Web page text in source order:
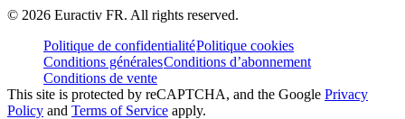
© 2026 Euractiv FR. All rights reserved.
Politique de confidentialitéPolitique cookies
Conditions généralesConditions d’abonnement
Conditions de vente
This site is protected by reCAPTCHA, and the Google Privacy
Policy and Terms of Service apply.